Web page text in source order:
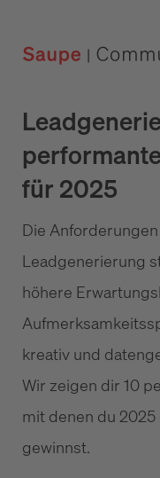
für 2025
Die
Leadgenerierung
höhere
kreativ und
Wir zeigen dir 10
mit denen du
gewinnst.